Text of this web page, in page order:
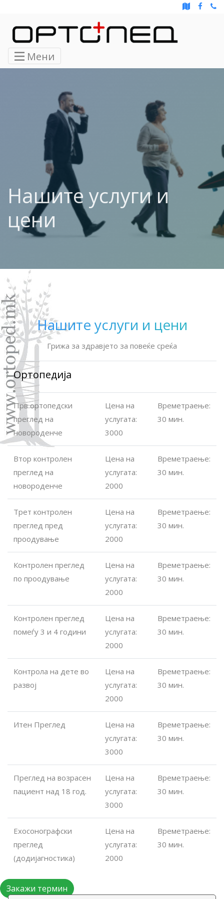
Мени
Нашите услуги и
цени
Нашите услуги и цени
Грижа за здравјето за повеќе среќа
Ортопедија
Прв ортопедски
преглед на
новороденче
Цена на
услугата:
3000
Времетраење:
30 мин.
Втор контролен
преглед на
новороденче
Цена на
услугата:
2000
Времетраење:
30 мин.
Трет контролен
преглед пред
проодување
Цена на
услугата:
2000
Времетраење:
30 мин.
Контролен преглед
по проодување
Цена на
услугата:
2000
Времетраење:
30 мин.
Контролен преглед
помеѓу 3 и 4 години
Цена на
услугата:
2000
Времетраење:
30 мин.
Контрола на дете во
развој
Цена на
услугата:
2000
Времетраење:
30 мин.
Итен Преглед
Цена на
услугата:
3000
Времетраење:
30 мин.
Преглед на возрасен
пациент над 18 год.
Цена на
услугата:
3000
Времетраење:
30 мин.
Ехосонографски
преглед
(додијагностика)
Цена на
услугата:
2000
Времетраење:
30 мин.
Закажи термин